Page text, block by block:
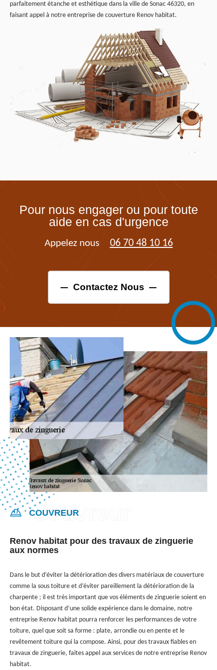
parfaitement étanche et esthétique dans la ville de Sonac 46320, en
faisant appel à notre entreprise de couverture Renov habitat.
Pour nous engager ou pour toute
aide en cas d'urgence
Appelez nous 06 70 48 10 16
Contactez Nous
COUVREUR
Renov habitat pour des travaux de zinguerie
aux normes
Dans le but d’éviter la détérioration des divers matériaux de couverture
comme la sous toiture et d’éviter pareillement la détérioration de la
charpente ; il est très important que vos éléments de zinguerie soient en
bon état. Disposant d’une solide expérience dans le domaine, notre
entreprise Renov habitat pourra renforcer les performances de votre
toiture, quel que soit sa forme : plate, arrondie ou en pente et le
revêtement toiture qui la compose. Ainsi, pour des travaux fiables en
travaux de zinguerie, faites appel aux services de notre entreprise Renov
habitat.